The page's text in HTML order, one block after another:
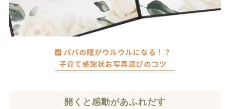
パパの瞳がウルウルになる！？
子育て感謝状お写真選びのコツ
開くと感動があふれだす